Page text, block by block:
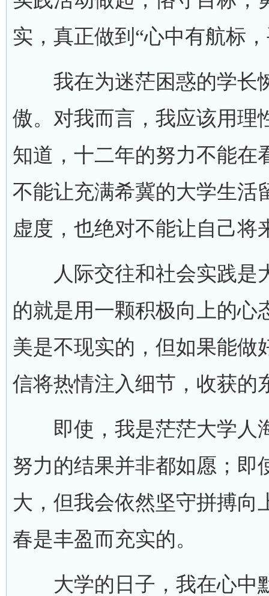
实，真正做到“心中有航标
我在为迷茫困惑的学长
傲。对我而言，我应该用理
知道，十二年的努力不能在
不能让充满希冀的大学生活
虚度，也绝对不能让自己将
人际交往和社会实践是
的就是用一颗积极向上的心
美是不现实的，但如果能做
信将热情注入细节，收获的
即使，我是茫茫大学人
努力的结果并非都如愿；即
大，但我会依然坚守拼搏向
春是丰盈而充实的。
大学的日子，我在心中